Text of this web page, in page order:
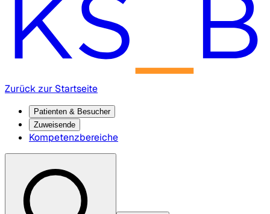
Zurück zur Startseite
Patienten & Besucher
Zuweisende
Kompetenzbereiche